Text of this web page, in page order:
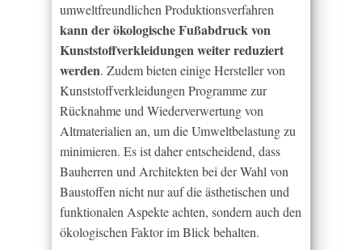
umweltfreundlichen Produktionsverfahren
kann der ökologische Fußabdruck von
Kunststoffverkleidungen weiter reduziert
werden. Zudem bieten einige Hersteller von
Kunststoffverkleidungen Programme zur
Rücknahme und Wiederverwertung von
Altmaterialien an, um die Umweltbelastung zu
minimieren. Es ist daher entscheidend, dass
Bauherren und Architekten bei der Wahl von
Baustoffen nicht nur auf die ästhetischen und
funktionalen Aspekte achten, sondern auch den
ökologischen Faktor im Blick behalten.